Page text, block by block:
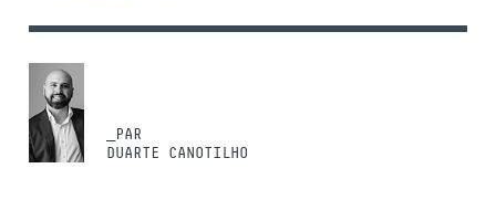
_PAR
DUARTE CANOTILHO